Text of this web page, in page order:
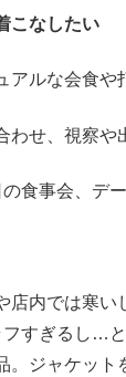
こなしたい
アルな会食や
わせ、視察や
の食事会、デ
店内では寒い
フすぎるし…
。ジャケット